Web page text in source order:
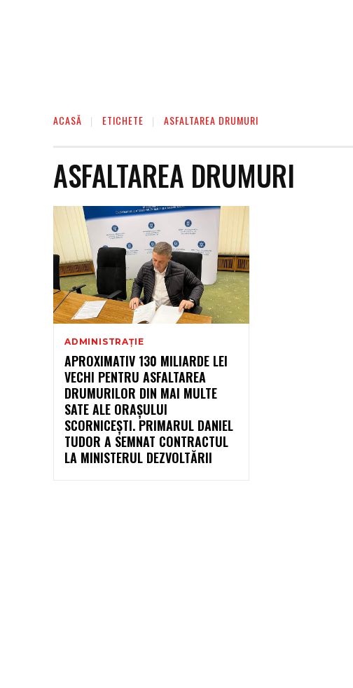
ACASĂ ETICHETE ASFALTAREA DRUMURI
ASFALTAREA DRUMURI
ADMINISTRAȚIE
APROXIMATIV 130 MILIARDE LEI
VECHI PENTRU ASFALTAREA
DRUMURILOR DIN MAI MULTE
SATE ALE ORAȘULUI
SCORNICEȘTI. PRIMARUL DANIEL
TUDOR A SEMNAT CONTRACTUL
LA MINISTERUL DEZVOLTĂRII